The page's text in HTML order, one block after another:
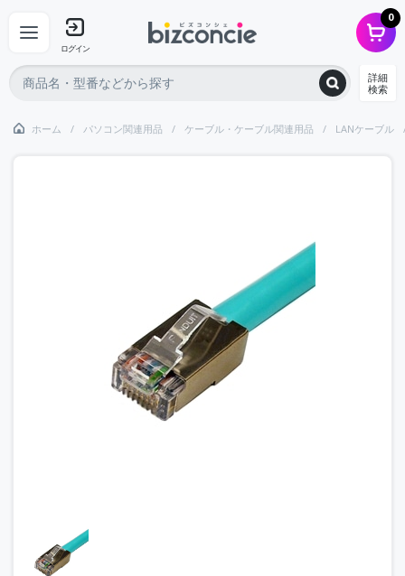
ログイン
0
詳細
検索
ホーム パソコン関連用品 ケーブル・ケーブル関連用品 LANケーブル